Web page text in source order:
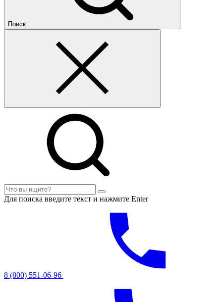
Поиск
Для поиска введите текст и нажмите Enter
8 (800) 551-06-96